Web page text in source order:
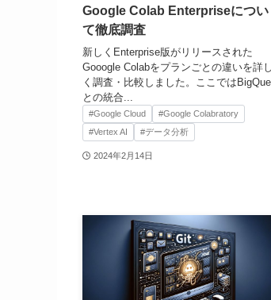
Google Colab Enterpriseについ
て徹底調査
新しくEnterprise版がリリースされた
Gooogle Colabをプランごとの違いを詳し
く調査・比較しました。ここでは
との統合...
#Google Cloud
#Google Colabratory
#Vertex AI
#データ分析
2024年2月14日